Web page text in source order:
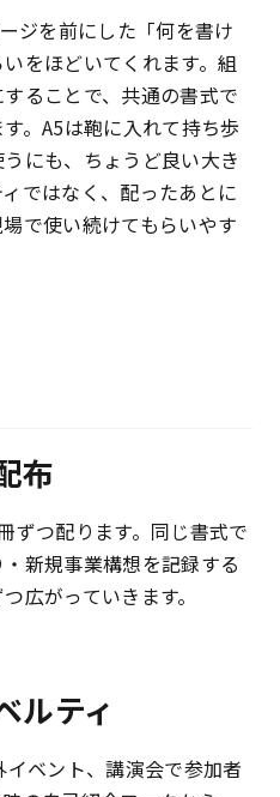
ジを前にした「何を書け
をほどいてくれます。組
ることで、共通の書式で
。A5は鞄に入れて持ち歩
にも、ちょうど良い大き
ではなく、配ったあとに
で使い続けてもらいやす
布
ずつ配ります。同じ書式で
新規事業構想を記録する
広がっていきます。
ルティ
ベント、講演会で参加者